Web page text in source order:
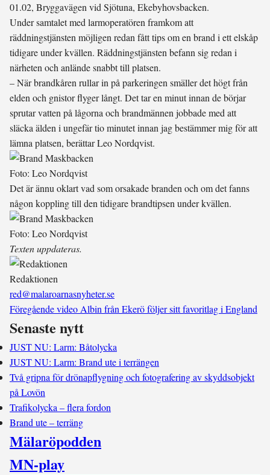
01.02, Bryggavägen vid Sjötuna, Ekebyhovsbacken.
Under samtalet med larmoperatören framkom att
räddningstjänsten möjligen redan fått tips om en brand i ett elskåp
tidigare under kvällen. Räddningstjänsten befann sig redan i
närheten och anlände snabbt till platsen.
– När brandkåren rullar in på parkeringen smäller det högt från
elden och gnistor flyger långt. Det tar en minut innan de börjar
sprutar vatten på lågorna och brandmännen jobbade med att
släcka älden i ungefär tio minutet innan jag bestämmer mig för att
lämna platsen, berättar Leo Nordqvist.
Foto: Leo Nordqvist
Det är ännu oklart vad som orsakade branden och om det fanns
någon koppling till den tidigare brandtipsen under kvällen.
Foto: Leo Nordqvist
Texten uppdateras.
Redaktionen
red@malaroarnasnyheter.se
Föregående video Albin från Ekerö följer sitt favoritlag i England
Senaste nytt
JUST NU: Larm: Båtolycka
JUST NU: Larm: Brand ute i terrängen
Två gripna för drönарflygning och fotografering av skyddsobjekt
på Lovön
Trafikolycka – flera fordon
Brand ute – terräng
Mälaröpodden
MN-play